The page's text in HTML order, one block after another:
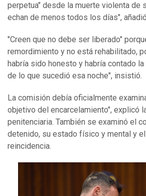
perpetua" desde la muerte violenta de
echan de menos todos los días",
"Creen que no debe ser liberado"
remordimiento y no está rehabilitado,
habría sido honesto y habría contado
de lo que sucedió esa noche", insistió.
La comisión debía oficialmente
objetivo del encarcelamiento", explicó
penitenciaria. También se examinó el
detenido, su estado físico y mental y
reincidencia.